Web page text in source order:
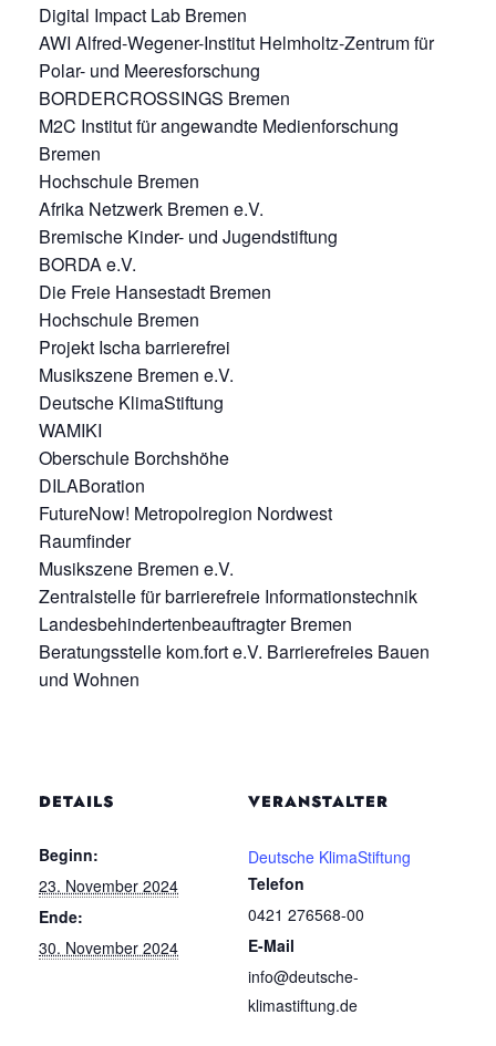
Digital Impact Lab Bremen
AWI Alfred-Wegener-Institut Helmholtz-Zentrum für
Polar- und Meeresforschung
BORDERCROSSINGS Bremen
M2C Institut für angewandte Medienforschung
Bremen
Hochschule Bremen
Afrika Netzwerk Bremen e.V.
Bremische Kinder- und Jugendstiftung
BORDA e.V.
Die Freie Hansestadt Bremen
Hochschule Bremen
Projekt Ischa barrierefrei
Musikszene Bremen e.V.
Deutsche KlimaStiftung
WAMIKI
Oberschule Borchshöhe
DILABoration
FutureNow! Metropolregion Nordwest
Raumfinder
Musikszene Bremen e.V.
Zentralstelle für barrierefreie Informationstechnik
Landesbehindertenbeauftragter Bremen
Beratungsstelle kom.fort e.V. Barrierefreies Bauen
und Wohnen
DETAILS
Beginn:
23. November 2024
Ende:
30. November 2024
VERANSTALTER
Deutsche KlimaStiftung
Telefon
0421 276568-00
E-Mail
info@deutsche-
klimastiftung.de